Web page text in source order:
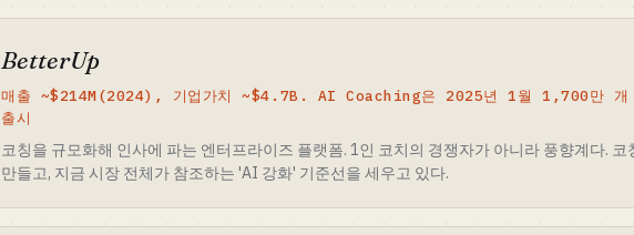
BetterUp
매출 ~$214M(2024), 기업가치 ~$4.7B. AI Coaching은 2025년 1월 1,700만 개
출시
코칭을 규모화해 인사에 파는 엔터프라이즈 플랫폼. 1인 코치의 경쟁자가 아니라 풍향계다.
만들고, 지금 시장 전체가 참조하는 'AI 강화' 기준선을 세우고 있다.